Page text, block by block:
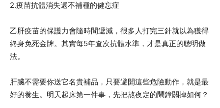
2.疫苗抗體消失還不補種的健忘症
乙肝疫苗的保護力會隨時間遞減，很多人打完三針就以為獲得
終身免死金牌。其實每5年查次抗體水準，才是真正的聰明做
法。
肝臟不需要你送它名貴補品，只要避開這些危險動作，就是最
好的養生。明天起床第一件事，先把熬夜定的鬧鐘關掉如何？